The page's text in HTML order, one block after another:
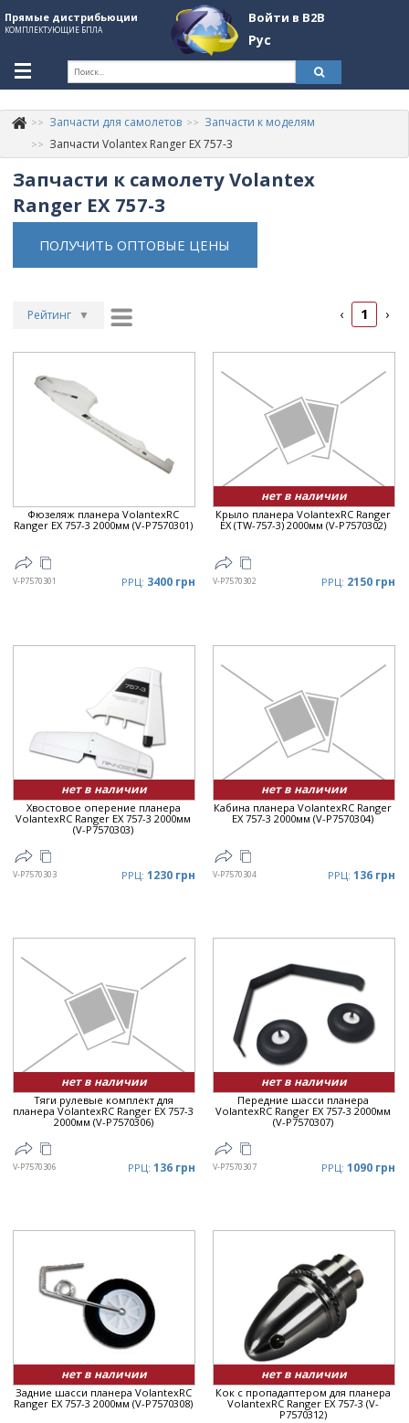
Прямые дистрибьюции
КОМПЛЕКТУЮЩИЕ БПЛА
Войти в B2B
Рус
+380507774092
Информация о компании
About Company
Обзоры
Бренды
Войти в B2B
Стать партнером
Запчасти для самолетов
Запчасти к моделям
Запчасти Volantex Ranger EX 757-3
Запчасти к самолету Volantex
Ranger EX 757-3
ПОЛУЧИТЬ ОПТОВЫЕ ЦЕНЫ
Рейтинг ▼
Дата ▼
▲
‹ 1 ›
Фюзеляж планера VolantexRC
Ranger EX 757-3 2000мм (V-P7570301)
V-P7570301 РРЦ: 3400 грн
нет в наличии
Крыло планера VolantexRC Ranger
EX (TW-757-3) 2000мм (V-P7570302)
V-P7570302 РРЦ: 2150 грн
нет в наличии
Хвостовое оперение планера
VolantexRC Ranger EX 757-3 2000мм
(V-P7570303)
V-P7570303 РРЦ: 1230 грн
нет в наличии
Кабина планера VolantexRC Ranger
EX 757-3 2000мм (V-P7570304)
V-P7570304 РРЦ: 136 грн
нет в наличии
Тяги рулевые комплект для
планера VolantexRC Ranger EX 757-3
2000мм (V-P7570306)
V-P7570306 РРЦ: 136 грн
нет в наличии
Передние шасси планера
VolantexRC Ranger EX 757-3 2000мм
(V-P7570307)
V-P7570307 РРЦ: 1090 грн
нет в наличии
Задние шасси планера VolantexRC
Ranger EX 757-3 2000мм (V-P7570308)
нет в наличии
Кок с пропадаптером для планера
VolantexRC Ranger EX 757-3 (V-
P7570312)